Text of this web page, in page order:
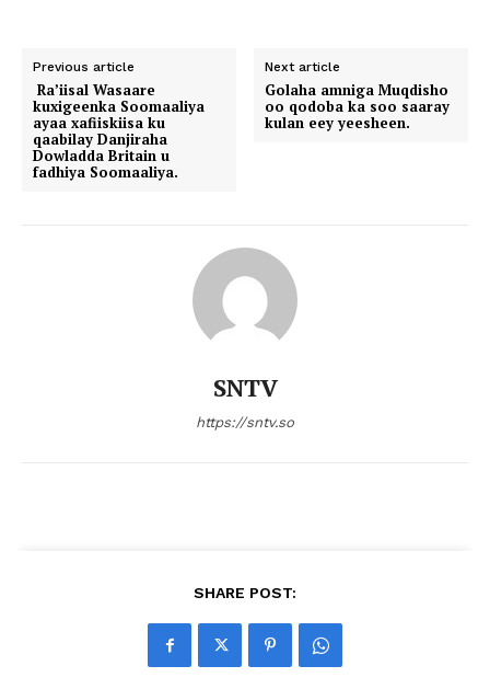
Previous article
Ra’iisal Wasaare
kuxigeenka Soomaaliya
ayaa xafiiskiisa ku
qaabilay Danjiraha
Dowladda Britain u
fadhiya Soomaaliya.
Next article
Golaha amniga Muqdisho
oo qodoba ka soo saaray
kulan eey yeesheen.
SNTV
https://sntv.so
SHARE POST: